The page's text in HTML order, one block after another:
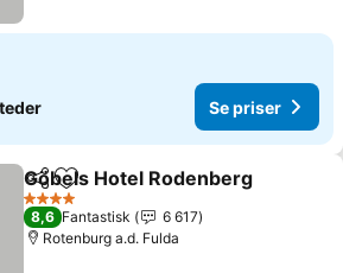
Se priser
Del Legg til i favoritter
Göbels Hotel Rodenberg
4 Stjerner
8,6 Fantastisk
6 617
Rotenburg a.d. Fulda